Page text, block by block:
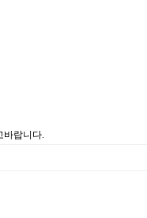
바랍니다.